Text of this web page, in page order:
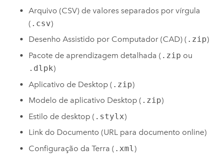
Arquivo (CSV) de valores separados por vírgula
( .csv)
Desenho Assistido por Computador (CAD) ( .zip)
Pacote de aprendizagem detalhada ( .zip ou
.dlpk)
Aplicativo de Desktop ( .zip)
Modelo de aplicativo Desktop ( .zip)
Estilo de desktop ( .stylx)
Link do Documento (URL para documento online)
Configuração da Terra ( .xml)